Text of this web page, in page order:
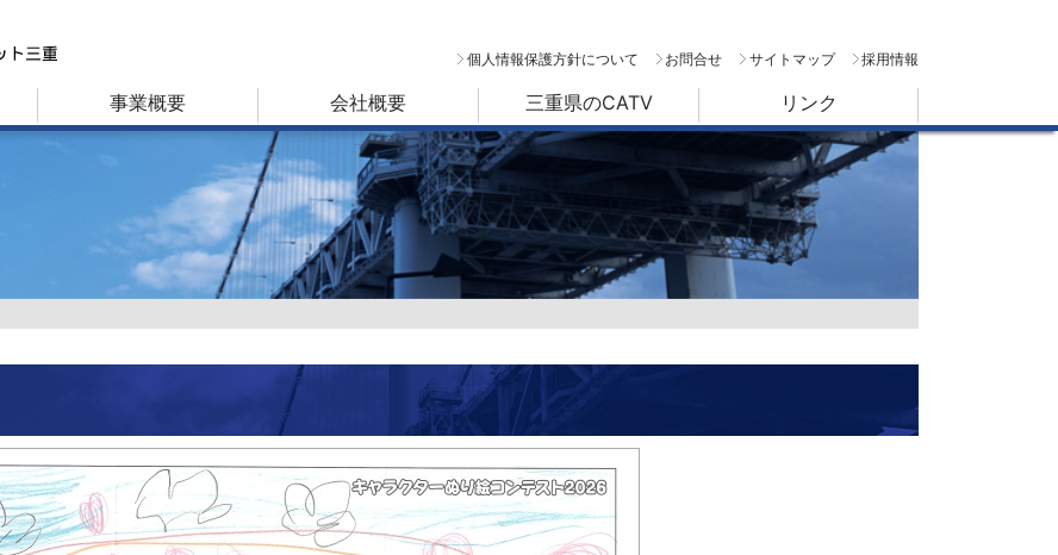
個人情報保護方針について お問合せ サイトマップ 採用情報
事業概要 会社概要 三重県のCATV リンク